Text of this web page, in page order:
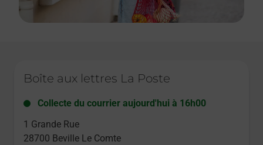
Boîte aux lettres La Poste
Collecte du courrier aujourd'hui à 16h00
1 Grande Rue
28700 Beville Le Comte